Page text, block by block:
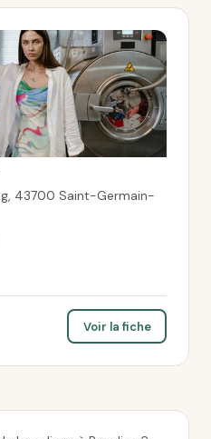
43700 Saint-Germain-
Voir la fiche